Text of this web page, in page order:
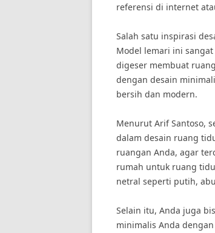
referensi di internet
Salah satu inspirasi
Model lemari ini
digeser membuat
dengan desain
bersih dan modern.
Menurut Arif Santoso,
dalam desain ruang
ruangan Anda, agar
rumah untuk ruang
netral seperti putih,
Selain itu, Anda juga
minimalis Anda